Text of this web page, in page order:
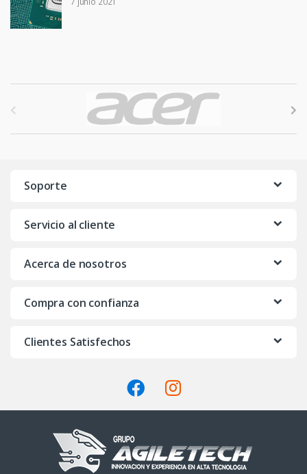
Soporte
Servicio al cliente
Acerca de nosotros
Compra con confianza
Clientes Satisfechos